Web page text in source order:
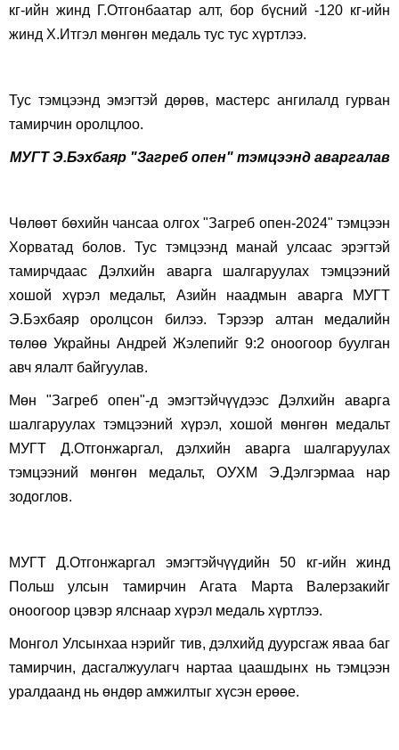
кг-ийн жинд Г.Отгонбаатар алт, бор бүсний -120 кг-ийн
жинд Х.Итгэл мөнгөн медаль тус тус хүртлээ.
Тус тэмцээнд эмэгтэй дөрөв, мастерс ангилалд гурван
тамирчин оролцлоо.
МУГТ Э.Бэхбаяр "Загреб опен" тэмцээнд аваргалав
Чөлөөт бөхийн чансаа олгох "Загреб опен-2024" тэмцээн
Хорватад болов. Тус тэмцээнд манай улсаас эрэгтэй
тамирчдаас Дэлхийн аварга шалгаруулах тэмцээний
хошой хүрэл медальт, Азийн наадмын аварга МУГТ
Э.Бэхбаяр оролцсон билээ. Тэрээр алтан медалийн
төлөө Украйны Андрей Жэлепийг 9:2 оноогоор буулган
авч ялалт байгуулав.
Мөн "Загреб опен"-д эмэгтэйчүүдээс Дэлхийн аварга
шалгаруулах тэмцээний хүрэл, хошой мөнгөн медальт
МУГТ Д.Отгонжаргал, дэлхийн аварга шалгаруулах
тэмцээний мөнгөн медальт, ОУХМ Э.Дэлгэрмаа нар
зодоглов.
МУГТ Д.Отгонжаргал эмэгтэйчүүдийн 50 кг-ийн жинд
Польш улсын тамирчин Агата Марта Валерзакийг
оноогоор цэвэр ялснаар хүрэл медаль хүртлээ.
Монгол Улсынхаа нэрийг тив, дэлхийд дуурсгаж яваа баг
тамирчин, дасгалжуулагч нартаа цаашдынх нь тэмцээн
уралдаанд нь өндөр амжилтыг хүсэн ерөөе.